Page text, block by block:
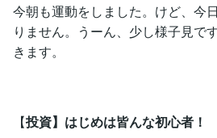
今朝も運動をしました。けど、今
りません。うーん、少し様子見で
きます。
【投資】はじめは皆んな初心者！